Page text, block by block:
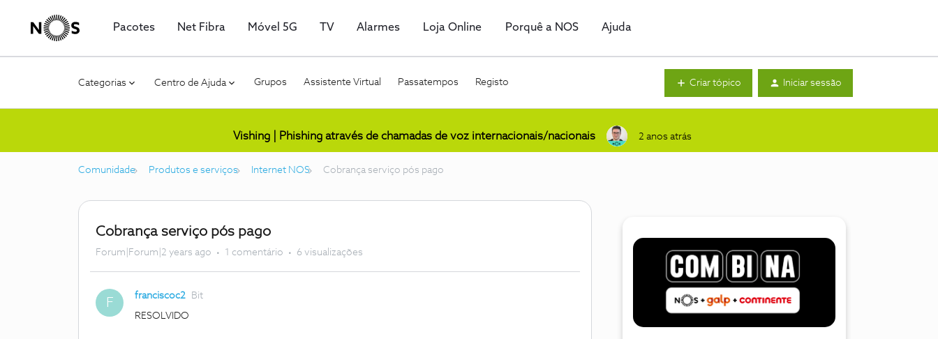
Pacotes Net Fibra Móvel 5G TV Alarmes Loja Online Porquê a NOS Ajuda
Categorias Centro de Ajuda Grupos Assistente Virtual Passatempos Registo Criar tópico Iniciar sessão
Vishing | Phishing através de chamadas de voz internacionais/nacionais 2 anos atrás
Comunidade Produtos e serviços Internet NOS Cobrança serviço pós pago
Cobrança serviço pós pago
Forum|Forum|2 years ago 1 comentário 6 visualizações
F franciscoc2 Bit
RESOLVIDO